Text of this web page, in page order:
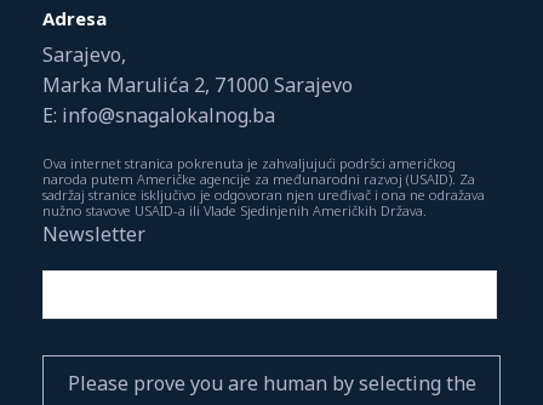
Adresa
Sarajevo,
Marka Marulića 2, 71000 Sarajevo
E: info@snagalokalnog.ba
Ova internet stranica pokrenuta je zahvaljujući podršci američkog
naroda putem Američke agencije za međunarodni razvoj (USAID). Za
sadržaj stranice isključivo je odgovoran njen uređivač i ona ne odražava
nužno stavove USAID-a ili Vlade Sjedinjenih Američkih Država.
Newsletter
Please prove you are human by selecting the